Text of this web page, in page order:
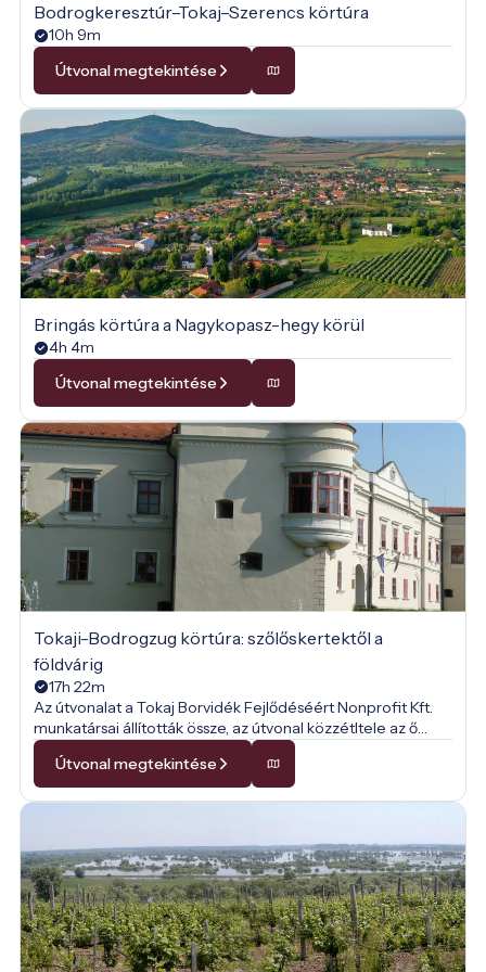
Bodrogkeresztúr–Tokaj–Szerencs körtúra
10h 9m
Útvonal megtekintése
Bringás körtúra a Nagykopasz-hegy körül
4h 4m
Útvonal megtekintése
Tokaji-Bodrogzug körtúra: szőlőskertektől a
földvárig
17h 22m
Az útvonalat a Tokaj Borvidék Fejlődéséért Nonprofit Kft.
munkatársai állították össze, az útvonal közzétltele az ő
engedélyükkel történt.
Útvonal megtekintése